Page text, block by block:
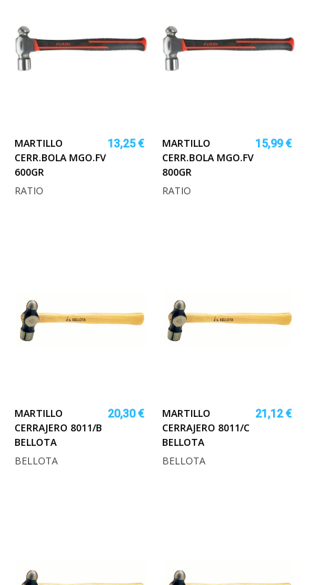
MARTILLO
CERR.BOLA MGO.FV
600GR
13,25 €
RATIO
MARTILLO
CERR.BOLA MGO.FV
800GR
15,99 €
RATIO
MARTILLO
CERRAJERO 8011/B
BELLOTA
20,30 €
BELLOTA
MARTILLO
CERRAJERO 8011/C
BELLOTA
21,12 €
BELLOTA